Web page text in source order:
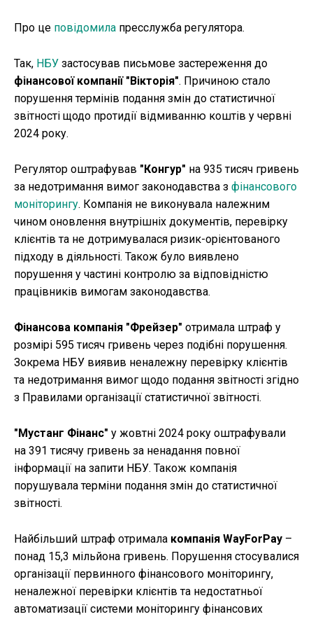
Про це повідомила пресслужба регулятора.
Так, НБУ застосував письмове застереження до
фінансової компанії "Вікторія". Причиною стало
порушення термінів подання змін до статистичної
звітності щодо протидії відмиванню коштів у червні
2024 року.
Регулятор оштрафував "Конгур" на 935 тисяч гривень
за недотримання вимог законодавства з фінансового
моніторингу. Компанія не виконувала належним
чином оновлення внутрішніх документів, перевірку
клієнтів та не дотримувалася ризик-орієнтованого
підходу в діяльності. Також було виявлено
порушення у частині контролю за відповідністю
працівників вимогам законодавства.
Фінансова компанія "Фрейзер" отримала штраф у
розмірі 595 тисяч гривень через подібні порушення.
Зокрема НБУ виявив неналежну перевірку клієнтів
та недотримання вимог щодо подання звітності згідно
з Правилами організації статистичної звітності.
"Мустанг Фінанс" у жовтні 2024 року оштрафували
на 391 тисячу гривень за ненадання повної
інформації на запити НБУ. Також компанія
порушувала терміни подання змін до статистичної
звітності.
Найбільший штраф отримала компанія WayForPay –
понад 15,3 мільйона гривень. Порушення стосувалися
організації первинного фінансового моніторингу,
неналежної перевірки клієнтів та недостатньої
автоматизації системи моніторингу фінансових